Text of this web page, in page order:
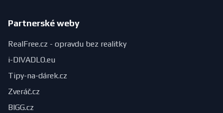
Partnerské weby
RealFree.cz - opravdu bez realitky
i-DIVADLO.eu
Tipy-na-dárek.cz
Zveráč.cz
BIGG.cz